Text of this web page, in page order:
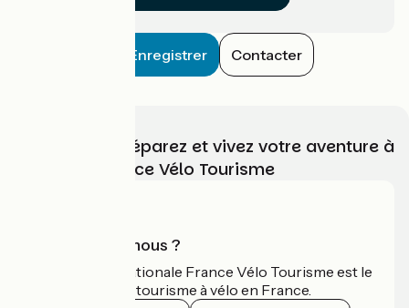
Enregistrer Contacter
Choisissez, préparez et vivez votre aventure à
vélo avec France Vélo Tourisme
Qui sommes-nous ?
L'association nationale France Vélo Tourisme est le
guide officiel du tourisme à vélo en France.